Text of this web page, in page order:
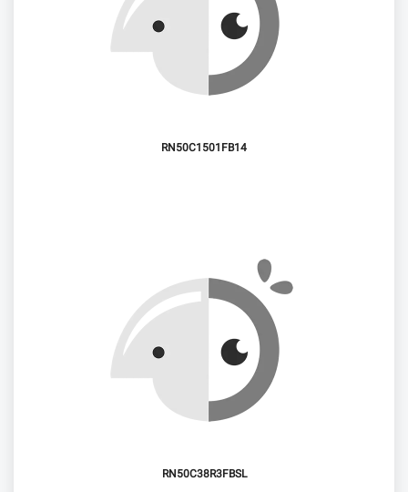
RN50C1501FB14
RN50C38R3FBSL